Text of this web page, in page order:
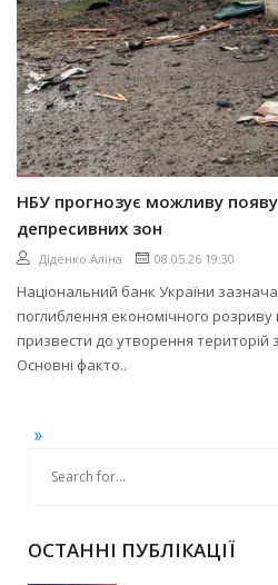
НБУ прогнозує можливу появу
депресивних зон
Діденко Аліна 08.05.26 19:30
Національний банк України
поглиблення економічного
призвести до утворення територій
Основні факто..
»
ОСТАННІ ПУБЛІКАЦІЇ